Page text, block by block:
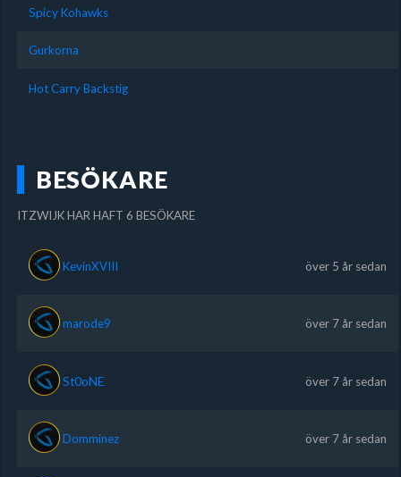
Spicy Kohawks
Gurkorna
Hot Carry Backstig
BESÖKARE
ITZWIJK HAR HAFT 6 BESÖKARE
KevinXVIII över 5 år sedan
marode9 över 7 år sedan
St0oNE över 7 år sedan
Domminez över 7 år sedan